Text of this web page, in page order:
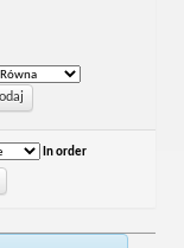
In order